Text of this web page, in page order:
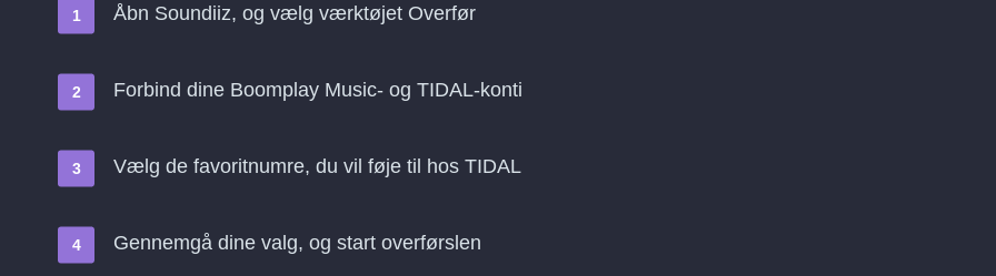
Åbn Soundiiz, og vælg værktøjet Overfør
Forbind dine Boomplay Music- og TIDAL-konti
Vælg de favoritnumre, du vil føje til hos TIDAL
Gennemgå dine valg, og start overførslen